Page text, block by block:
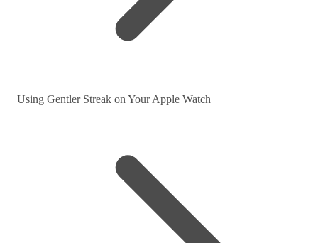
Using Gentler Streak on Your Apple Watch